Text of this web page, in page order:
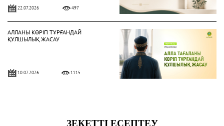
22.07.2026 497
АЛЛАНЫ КӨРІП ТҰРҒАНДАЙ
ҚҰЛШЫЛЫҚ ЖАСАУ
10.07.2026 1115